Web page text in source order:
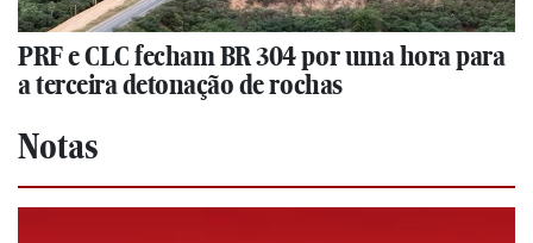
PRF e CLC fecham BR 304 por uma hora para
a terceira detonação de rochas
Notas